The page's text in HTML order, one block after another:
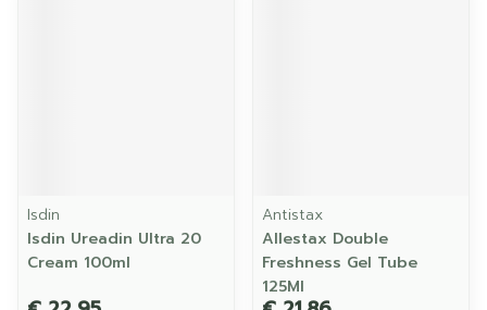
Isdin
Isdin Ureadin Ultra 20
Cream 100ml
Antistax
Allestax Double
Freshness Gel Tube
125Ml